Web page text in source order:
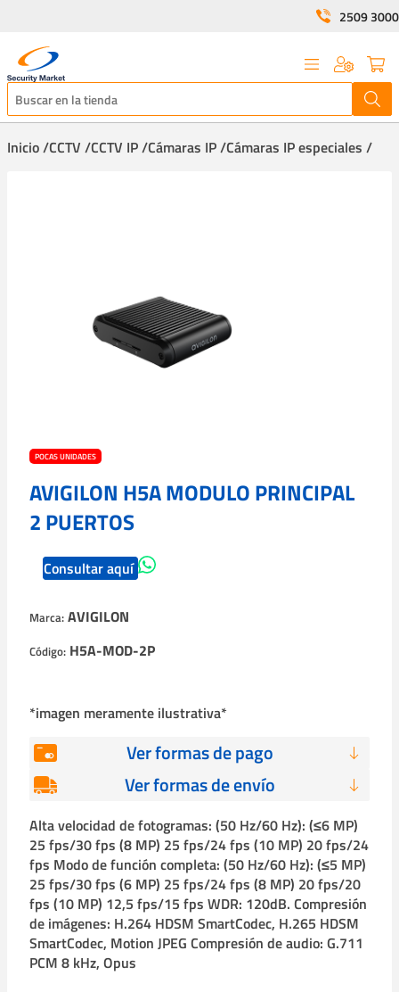
2509 3000
Inicio /CCTV /CCTV IP /Cámaras IP /Cámaras IP especiales /
POCAS UNIDADES
AVIGILON H5A MODULO PRINCIPAL
2 PUERTOS
Consultar aquí
Marca: AVIGILON
Código: H5A-MOD-2P
*imagen meramente ilustrativa*
Ver formas de pago
Ver formas de envío
Alta velocidad de fotogramas: (50 Hz/60 Hz): (≤6 MP)
25 fps/30 fps (8 MP) 25 fps/24 fps (10 MP) 20 fps/24
fps Modo de función completa: (50 Hz/60 Hz): (≤5 MP)
25 fps/30 fps (6 MP) 25 fps/24 fps (8 MP) 20 fps/20
fps (10 MP) 12,5 fps/15 fps WDR: 120dB. Compresión
de imágenes: H.264 HDSM SmartCodec, H.265 HDSM
SmartCodec, Motion JPEG Compresión de audio: G.711
PCM 8 kHz, Opus